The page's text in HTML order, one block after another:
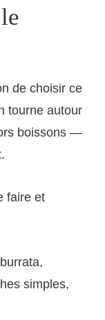
de choisir ce
tourne autour
boissons —
faire et
simples,